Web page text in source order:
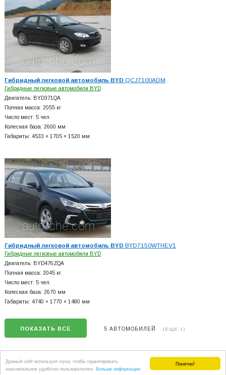
Понятно!
Данный сайт использует куки, чтобы гарантировать
максимальное удобство пользователям. Больше информации
Гибридный легковой автомобиль BYD QCJ7100ADM
Гибридные легковые автомобили BYD
Двигатель: BYD371QA
Полная масса: 2055 кг
Число мест: 5 чел.
Колесная база: 2600 мм
Габариты: 4533 × 1705 × 1520 мм
Гибридный легковой автомобиль BYD BYD7150WTHEV1
Гибридные легковые автомобили BYD
Двигатель: BYD476ZQA
Полная масса: 2045 кг
Число мест: 5 чел.
Колесная база: 2670 мм
Габариты: 4740 × 1770 × 1480 мм
ПОКАЗАТЬ ВСЕ 5 АВТОМОБИЛЕЙ (ЕЩЕ 1)